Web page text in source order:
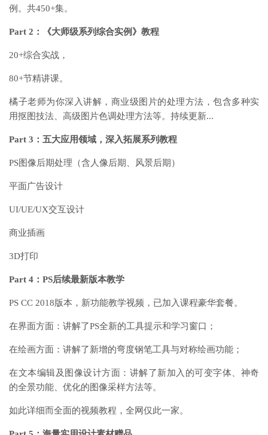
例。共450+集。
Part 2：《大师级系列综合实例》教程
20+综合实战，
80+节精讲课。
橘子老师为你深入讲解，商业级图片的处理方法，包含多种实
用抠图技法、高级图片色调处理方法等。持续更新...
Part 3：五大应用领域，深入拓展系列教程
PS图像后期处理（含人像后期、风景后期）
平面广告设计
UI/UE/UX交互设计
商业插画
3D打印
Part 4：PS后续最新版本教学
PS CC 2018版本，新功能教学视频，已加入课程豪华套餐。
在界面方面：讲解了PS全新的工具提示和学习窗口；
在绘画方面：讲解了新增的弯度钢笔工具与对称绘画功能；
在文本编辑及图像设计方面：讲解了新加入的可变字体、神奇
的全景功能、优化的图像采样方法等。
如此详细而全面的视频教程，全网仅此一家。